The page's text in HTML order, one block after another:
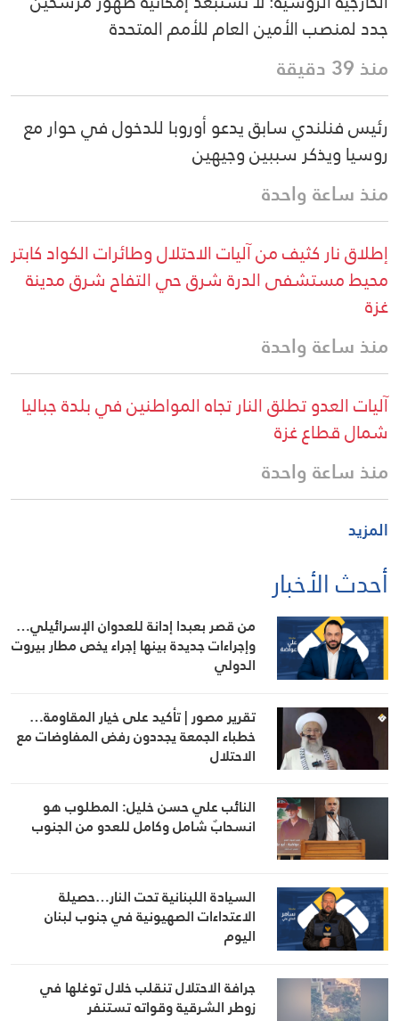
جدد لمنصب الأمين العام للأمم المتحدة
منذ 39 دقيقة
رئيس فنلندي سابق يدعو أوروبا للدخول في حوار مع
روسيا ويذكر سببين وجيهين
منذ ساعة واحدة
إطلاق نار كثيف من آليات الاحتلال وطائرات الكواد كابتر
محيط مستشفى الدرة شرق حي التفاح شرق مدينة
غزة
منذ ساعة واحدة
آليات العدو تطلق النار تجاه المواطنين في بلدة جباليا
شمال قطاع غزة
منذ ساعة واحدة
المزيد
أحدث الأخبار
من قصر بعبدا إدانة للعدوان الإسرائيلي…
وإجراءات جديدة بينها إجراء يخص مطار بيروت
الدولي
تقرير مصور | تأكيد على خيار المقاومة…
خطباء الجمعة يجددون رفض المفاوضات مع
الاحتلال
النائب علي حسن خليل: المطلوب هو
انسحابٌ شامل وكامل للعدو من الجنوب
السيادة اللبنانية تحت النار…حصيلة
الاعتداءات الصهيونية في جنوب لبنان
اليوم
جرافة الاحتلال تنقلب خلال توغلها في
زوطر الشرقية وقواته تستنفر